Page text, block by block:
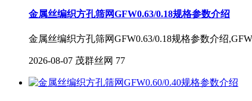
金属丝编织方孔筛网GFW0.63/0.18规格参数介绍
金属丝编织方孔筛网GFW0.63/0.18规格参数介绍
2026-08-07 茂群丝网 77